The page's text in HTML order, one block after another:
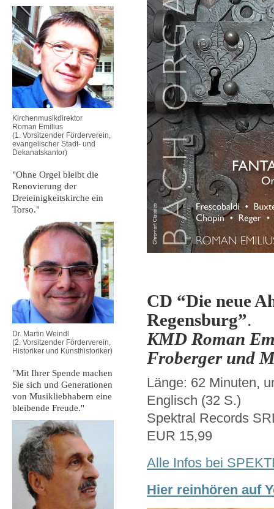
CD “Die neue
Regensburg”.
KMD Roman
Froberger und
Länge: 62 Minuten,
Englisch (32 S.)
Spektral Records
EUR 15,99
Alle Infos bei
Hier reinhören auf
Kirchenmusikdirektor
Roman Emilius
(1. Vorsitzender Förderverein,
evangelischer Stadt- und
Dekanatskantor)
"Ohne Orgel bleibt die
Renovierung der
Dreieinigkeitskirche ein
Torso."
Dr. Martin Weindl
(2. Vorsitzender Förderverein,
Historiker und Kunsthistoriker)
"Mit Ihrer Spende machen
Sie sich und Generationen
von Musikliebhabern eine
bleibende Freude."